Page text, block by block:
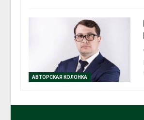
АВТОРСКАЯ КОЛОНКА